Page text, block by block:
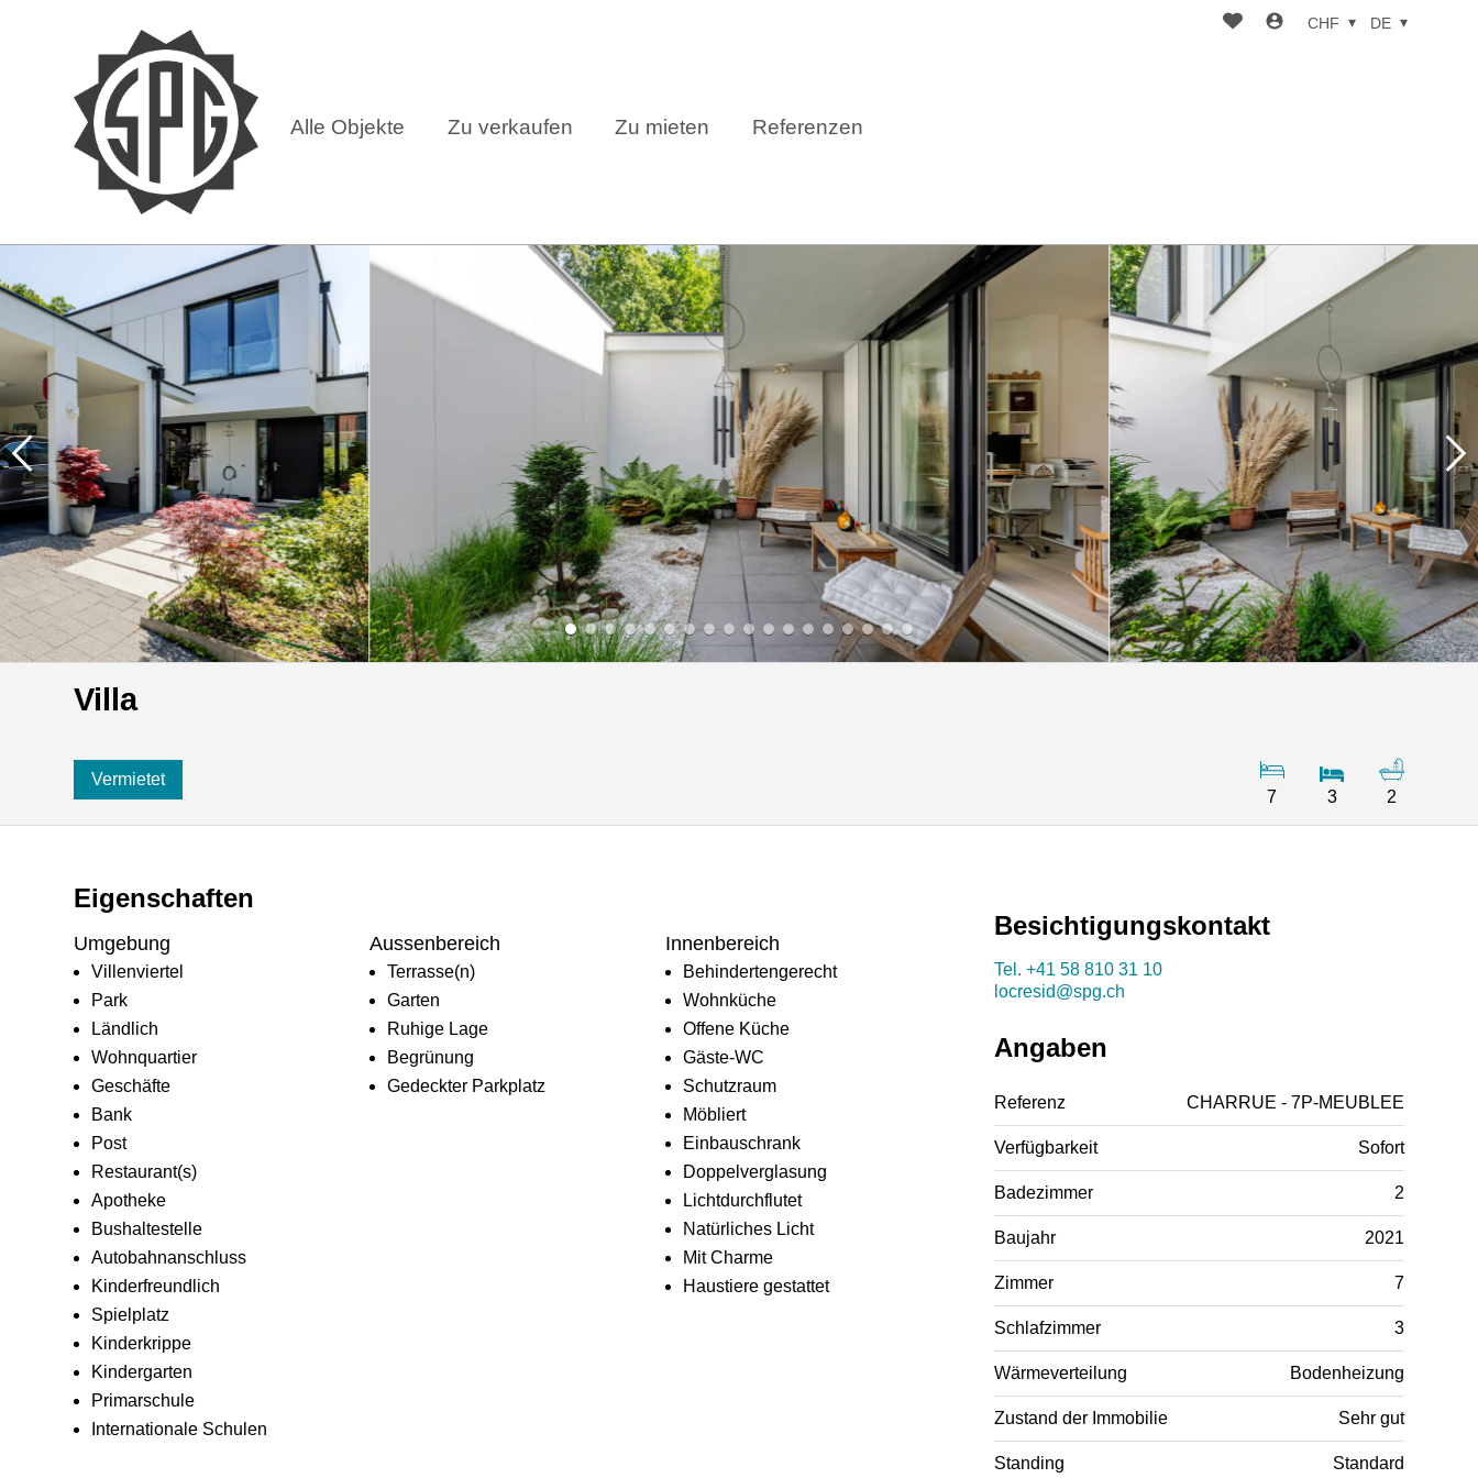
Alle Objekte Zu verkaufen Zu mieten Referenzen
CHF DE
Villa
Vermietet
7
3 2
Eigenschaften
Umgebung
Villenviertel
Park
Ländlich
Wohnquartier
Geschäfte
Bank
Post
Restaurant(s)
Apotheke
Bushaltestelle
Autobahnanschluss
Kinderfreundlich
Spielplatz
Kinderkrippe
Kindergarten
Primarschule
Internationale Schulen
Aussenbereich
Terrasse(n)
Garten
Ruhige Lage
Begrünung
Gedeckter Parkplatz
Innenbereich
Behindertengerecht
Wohnküche
Offene Küche
Gäste-WC
Schutzraum
Möbliert
Einbauschrank
Doppelverglasung
Lichtdurchflutet
Natürliches Licht
Mit Charme
Haustiere gestattet
Besichtigungskontakt
Tel. +41 58 810 31 10
locresid@spg.ch
Angaben
Referenz CHARRUE - 7P-MEUBLEE
Verfügbarkeit Sofort
Badezimmer 2
Baujahr 2021
Zimmer 7
Schlafzimmer 3
Wärmeverteilung Bodenheizung
Zustand der Immobilie Sehr gut
Standing Standard